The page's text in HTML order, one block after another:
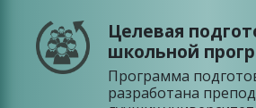
Целевая
школьной
Программа
разработана